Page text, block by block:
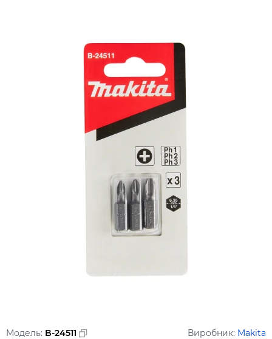
Модель: B-24511 Виробник: Makita